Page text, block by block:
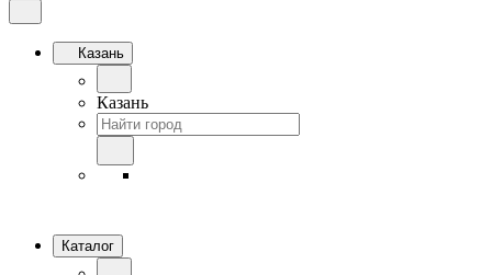
Казань
Казань
Каталог